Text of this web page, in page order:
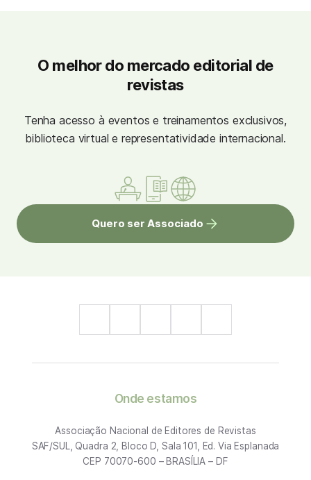
O melhor do mercado editorial de
revistas
Tenha acesso à eventos e treinamentos exclusivos,
biblioteca virtual e representatividade internacional.
Quero ser Associado
Onde estamos
Associação Nacional de Editores de Revistas
SAF/SUL, Quadra 2, Bloco D, Sala 101, Ed. Via Esplanada
CEP 70070-600 – BRASÍLIA – DF